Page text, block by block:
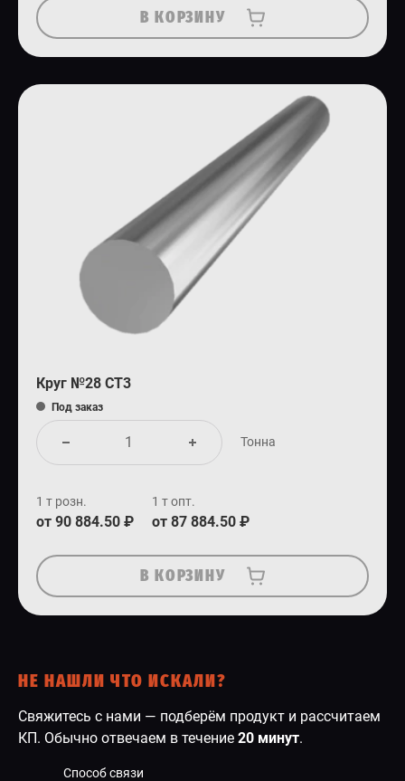
В КОРЗИНУ
Круг №28 СТ3
Под заказ
Тонна
1 т розн.
от 90 884.50 ₽
1 т опт.
от 87 884.50 ₽
В КОРЗИНУ
НЕ НАШЛИ ЧТО ИСКАЛИ?
Свяжитесь с нами — подберём продукт и рассчитаем
КП. Обычно отвечаем в течение 20 минут.
Способ связи